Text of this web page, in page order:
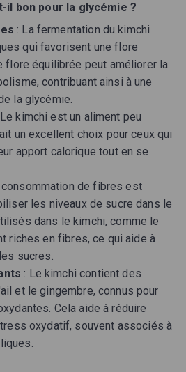
il bon pour la glycémie ?
: La fermentation du kimchi
qui favorisent une flore
flore équilibrée peut améliorer la
contribuant ainsi à une
la glycémie.
kimchi est un aliment peu
un excellent choix pour ceux qui
apport calorique tout en se
consommation de fibres est
les niveaux de sucre dans le
dans le kimchi, comme le
riches en fibres, ce qui aide à
sucres.
: Le kimchi contient des
et le gingembre, connus pour
Cela aide à réduire
oxydatif, souvent associés à